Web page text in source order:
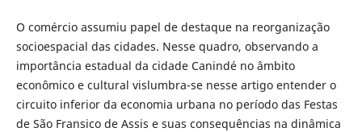
O comércio assumiu papel de destaque na reorganização
socioespacial das cidades. Nesse quadro, observando a
importância estadual da cidade Canindé no âmbito
econômico e cultural vislumbra-se nesse artigo entender o
circuito inferior da economia urbana no período das Festas
de São Fransico de Assis e suas consequências na dinâmica